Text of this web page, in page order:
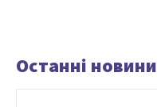
Останні новини